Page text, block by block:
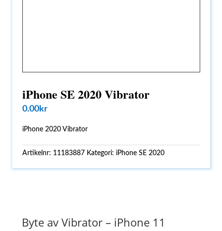
iPhone SE 2020 Vibrator
0.00kr
iPhone 2020 Vibrator
Artikelnr: 11183887 Kategori:iPhone SE 2020
Byte av Vibrator – iPhone 11